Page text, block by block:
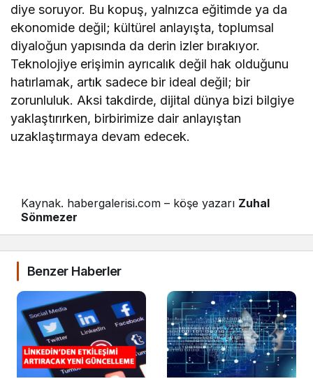
diye soruyor. Bu kopuş, yalnızca eğitimde ya da
ekonomide değil; kültürel anlayışta, toplumsal
diyaloğun yapısında da derin izler bırakıyor.
Teknolojiye erişimin ayrıcalık değil hak olduğunu
hatırlamak, artık sadece bir ideal değil; bir
zorunluluk. Aksi takdirde, dijital dünya bizi bilgiye
yaklaştırırken, birbirimize dair anlayıştan
uzaklaştırmaya devam edecek.
Kaynak. habergalerisi.com – köşe yazarı Zuhal
Sönmezer
Benzer Haberler